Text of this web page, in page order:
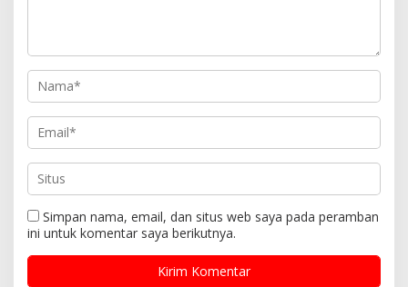
Simpan nama, email, dan situs web saya pada peramban
ini untuk komentar saya berikutnya.